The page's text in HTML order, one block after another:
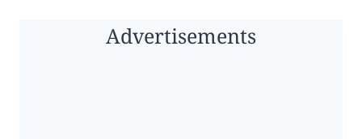
Advertisements